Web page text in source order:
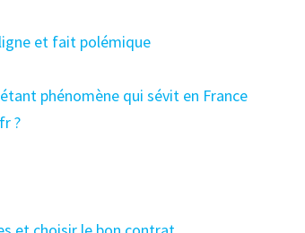
et fait polémique
phénomène qui sévit en France
?